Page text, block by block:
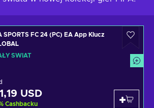
SPORTS FC 24 (PC) EA App Klucz
ŚWIAT
USD
Cashbacku